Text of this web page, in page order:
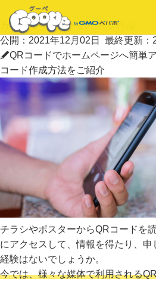
カテゴリー：ホームページ作成
公開： 2021年12月02日 最終更新：
QRコードでホームページへ簡単
コード作成方法をご紹介
チラシやポスターからQRコードを
にアクセスして、情報を得たり、
経験はないでしょうか。
今では、様々な媒体で利用される